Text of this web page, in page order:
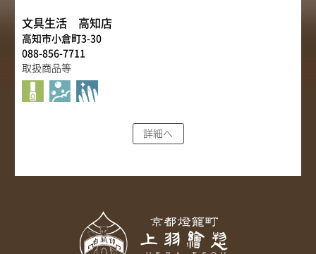
文具生活 高知店
高知市小倉町3-30
088-856-7711
取扱商品等
詳細へ